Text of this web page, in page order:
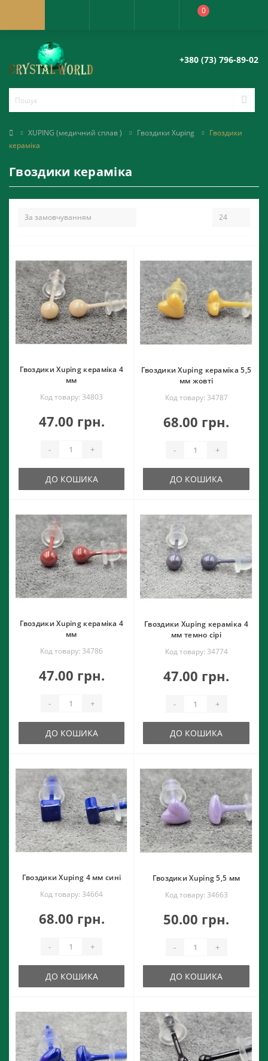
0
+380 (73) 796-89-02
XUPING (медичний сплав ) Гвоздики Xuping
Гвоздики
кераміка
Гвоздики кераміка
Гвоздики Xuping кераміка 4
мм
Код товару: 34803
47.00 грн.
- +
ДО КОШИКА
Гвоздики Xuping кераміка 5,5
мм жовті
Код товару: 34787
68.00 грн.
- +
ДО КОШИКА
Гвоздики Xuping кераміка 4
мм
Код товару: 34786
47.00 грн.
- +
ДО КОШИКА
Гвоздики Xuping кераміка 4
мм темно сірі
Код товару: 34774
47.00 грн.
- +
ДО КОШИКА
Гвоздики Xuping 4 мм сині
Код товару: 34664
68.00 грн.
- +
ДО КОШИКА
Гвоздики Xuping 5,5 мм
Код товару: 34663
50.00 грн.
- +
ДО КОШИКА